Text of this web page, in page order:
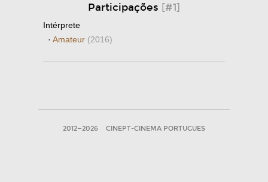
Participações [#1]
Intérprete
· Amateur (2016)
2012—2026 CINEPT-CINEMA PORTUGUES